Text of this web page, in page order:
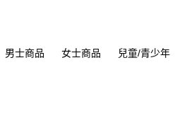
男士商品 女士商品 兒童/青少年